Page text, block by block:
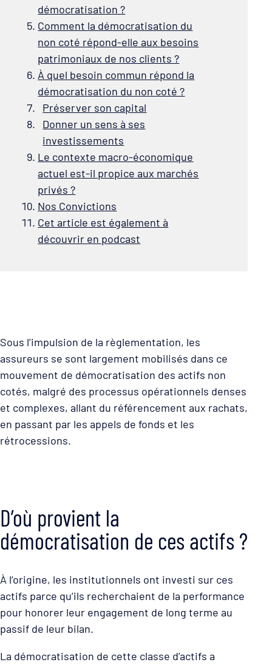
démocratisation ?
Comment la démocratisation du
non coté répond-elle aux besoins
patrimoniaux de nos clients ?
À quel besoin commun répond la
démocratisation du non coté ?
Préserver son capital
Donner un sens à ses
investissements
Le contexte macro-économique
actuel est-il propice aux marchés
privés ?
Nos Convictions
Cet article est également à
découvrir en podcast
Sous l’impulsion de la règlementation, les
assureurs se sont largement mobilisés dans ce
mouvement de démocratisation des actifs non
cotés, malgré des processus opérationnels denses
et complexes, allant du référencement aux rachats,
en passant par les appels de fonds et les
rétrocessions.
D’où provient la
démocratisation de ces actifs ?
À l’origine, les institutionnels ont investi sur ces
actifs parce qu’ils recherchaient de la performance
pour honorer leur engagement de long terme au
passif de leur bilan.
La démocratisation de cette classe d’actifs a